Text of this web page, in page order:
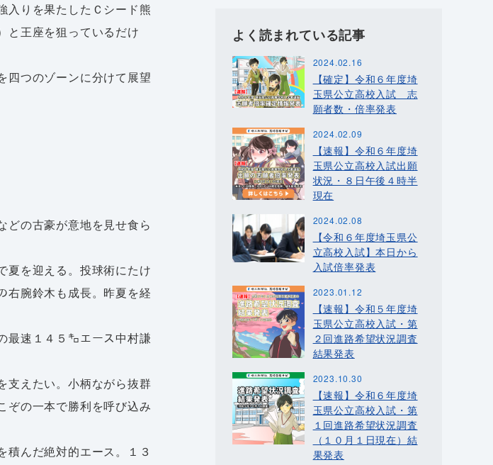
入りを果たしたＣシード熊
と王座を狙っているだけ
四つのゾーンに分けて展望
どの古豪が意地を見せ食ら
夏を迎える。投球術にたけ
右腕鈴木も成長。昨夏を経
最速１４５㌔エース中村謙
支えたい。小柄ながら抜群
ぞの一本で勝利を呼び込み
んだ絶対的エース。１３
よく読まれている記事
2024.02.16
【確定】令和６年度埼
玉県公立高校入試 志
願者数・倍率発表
2024.02.09
【速報】令和６年度埼
玉県公立高校入試出願
状況・８日午後４時半
現在
2024.02.08
【令和６年度埼玉県公
立高校入試】本日から
入試倍率発表
2023.01.12
【速報】令和５年度埼
玉県公立高校入試・第
２回進路希望状況調査
結果発表
2023.10.30
【速報】令和６年度埼
玉県公立高校入試・第
１回進路希望状況調査
（１０月１日現在）結
果発表